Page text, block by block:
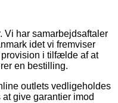
Vi har samarbejdsaftaler
idet vi fremviser
i tilfælde af at
en bestilling.
outlets vedligeholdes
give garantier imod